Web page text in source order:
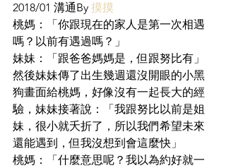
2018/01 溝通By 摸摸
桃媽：「你跟現在的家人是第一次相遇
嗎？以前有遇過嗎？」
妹妹：「跟爸爸媽媽是，但跟努比有」
然後妹妹傳了出生幾週還沒開眼的小黑
狗畫面給桃媽，好像沒有一起長大的經
驗，妹妹接著說：「我跟努比以前是姐
妹，很小就夭折了，所以我們希望未來
還能遇到，但我沒想到會這麼快」
桃媽：「什麼意思呢？我以為約好就一